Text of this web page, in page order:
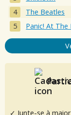
The Beatles
Panic! At The
✓ Junte-se à